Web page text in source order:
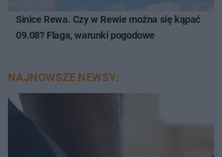
Sinice Rewa. Czy w Rewie można się kąpać
09.08? Flaga, warunki pogodowe
NAJNOWSZE NEWSY: